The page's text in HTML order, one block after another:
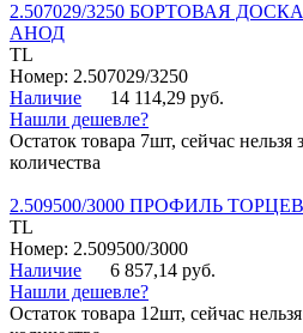
2.507029/3250 БОРТОВАЯ
АНОД
TL
Номер: 2.507029/3250
Наличие
14 114,29 руб.
Нашли дешевле?
Остаток товара 7шт, сейчас нельзя
количества
2.509500/3000 ПРОФИЛЬ
TL
Номер: 2.509500/3000
Наличие
6 857,14 руб.
Нашли дешевле?
Остаток товара 12шт, сейчас